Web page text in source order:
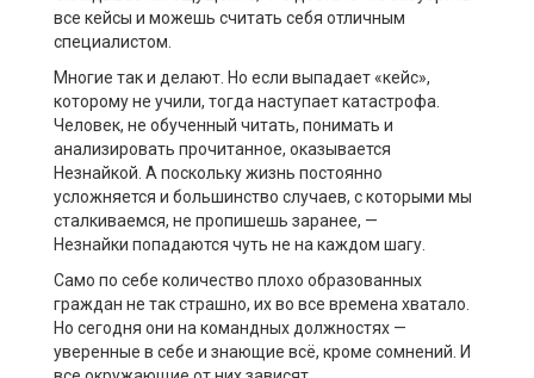
все кейсы и можешь считать себя отличным
специалистом.
Многие так и делают. Но если выпадает «кейс»,
которому не учили, тогда наступает катастрофа.
Человек, не обученный читать, понимать и
анализировать прочитанное, оказывается
Незнайкой. А поскольку жизнь постоянно
усложняется и большинство случаев, с которыми мы
сталкиваемся, не пропишешь заранее, —
Незнайки попадаются чуть не на каждом шагу.
Само по себе количество плохо образованных
граждан не так страшно, их во все времена хватало.
Но сегодня они на командных должностях —
уверенные в себе и знающие всё, кроме сомнений. И